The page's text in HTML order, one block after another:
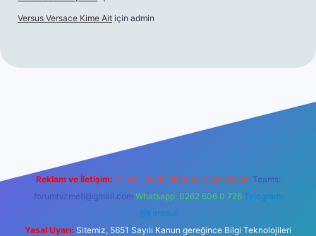
Versus Versace Kime Ait için admin
Reklam ve İletişim: E-mail: backlinkpaneli@gmail.com Teams:
forumhizmeti@gmail.com Whatsapp: 0262 606 0 726 Telegram:
@karabul
Yasal Uyarı: Sitemiz, 5651 Sayılı Kanun gereğince Bilgi Teknolojileri